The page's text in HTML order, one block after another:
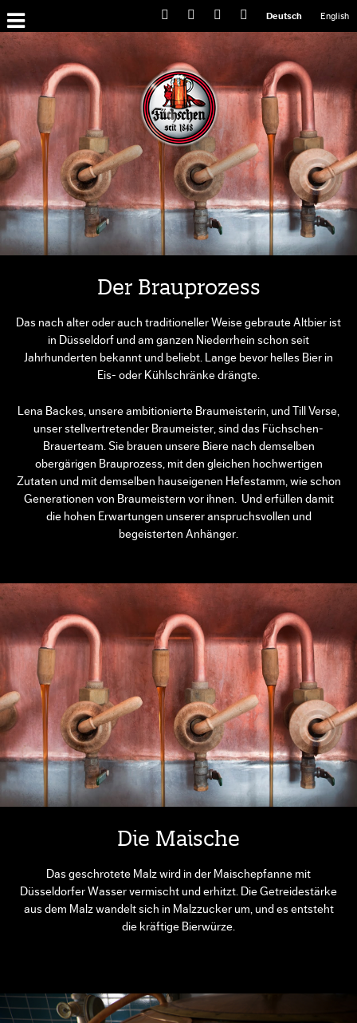
Deutsch English
Primary
Menu
Der Brauprozess
Das nach alter oder auch traditioneller Weise gebraute Altbier ist
in Düsseldorf und am ganzen Niederrhein schon seit
Jahrhunderten bekannt und beliebt. Lange bevor helles Bier in
Eis- oder Kühlschränke drängte.
Lena Backes, unsere ambitionierte Braumeisterin, und Till Verse,
unser stellvertretender Braumeister, sind das Füchschen-
Brauerteam. Sie brauen unsere Biere nach demselben
obergärigen Brauprozess, mit den gleichen hochwertigen
Zutaten und mit demselben hauseigenen Hefestamm, wie schon
Generationen von Braumeistern vor ihnen. Und erfüllen damit
die hohen Erwartungen unserer anspruchsvollen und
begeisterten Anhänger.
Die Maische
Das geschrotete Malz wird in der Maischepfanne mit
Düsseldorfer Wasser vermischt und erhitzt. Die Getreidestärke
aus dem Malz wandelt sich in Malzzucker um, und es entsteht
die kräftige Bierwürze.